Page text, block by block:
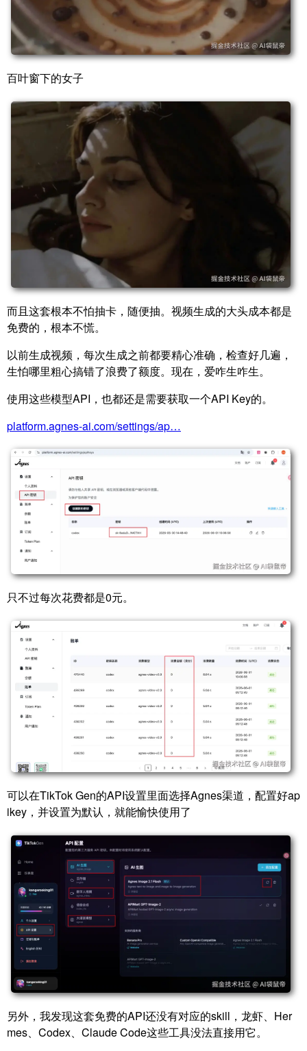
百叶窗下的女子
而且这套根本不怕抽卡，随便抽。视频生成的大头成本都是
免费的，根本不慌。
以前生成视频，每次生成之前都要精心准确，检查好几遍，
生怕哪里粗心搞错了浪费了额度。现在，爱咋生咋生。
使用这些模型API，也都还是需要获取一个API Key的。
platform.agnes-ai.com/settings/ap…
只不过每次花费都是0元。
可以在TikTok Gen的API设置里面选择Agnes渠道，配置好ap
ikey，并设置为默认，就能愉快使用了
另外，我发现这套免费的API还没有对应的skill，龙虾、Her
mes、Codex、Claude Code这些工具没法直接用它。